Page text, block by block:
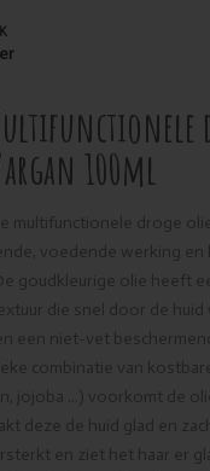
100ml
multifunctionele droge
voedende werking en
goudkleurige olie heeft
die snel door de
een niet-vet
combinatie van
jojoba ...) voorkomt de
deze de huid glad en
en ziet het haar er